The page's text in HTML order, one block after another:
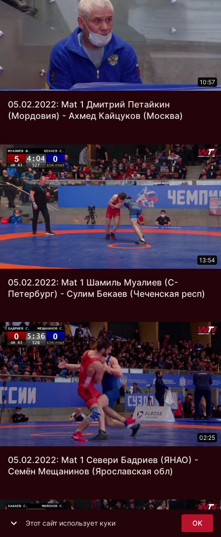
10:57
05.02.2022: Mat 1 Дмитрий Петайкин
(Мордовия) - Ахмед Кайцуков (Москва)
13:54
05.02.2022: Mat 1 Шамиль Муалиев (С-
Петербург) - Сулим Бекаев (Чеченская респ)
02:25
05.02.2022: Mat 1 Севери Бадриев (ЯНАО) -
Семён Мещанинов (Ярославская обл)
Этот сайт использует куки OK